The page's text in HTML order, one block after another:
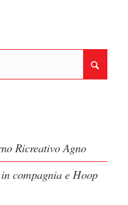
Ricreativo Agno
compagnia e Hoop